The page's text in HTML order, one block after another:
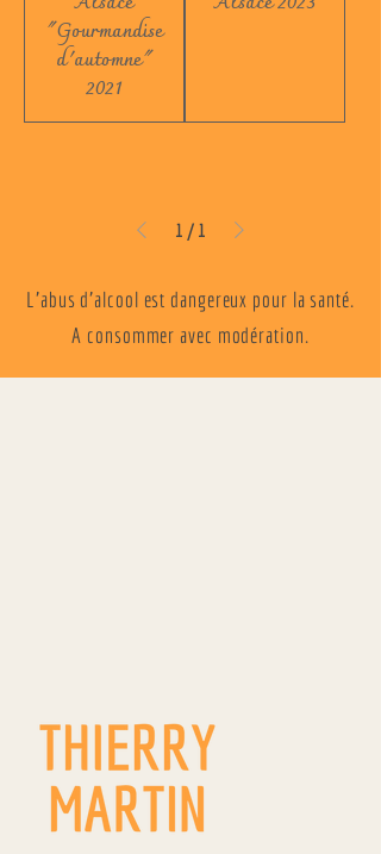
"Gourmandise
d'automne"
2021
1 / 1
L'abus d'alcool est dangereux pour la santé.
A consommer avec modération.